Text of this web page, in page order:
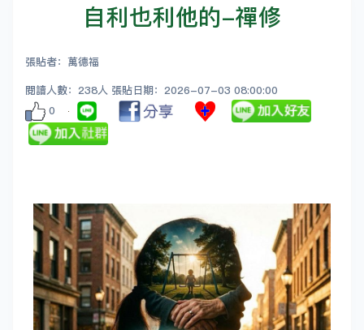
自利也利他的-禪修
張貼者：萬德福
閱讀人數：238人 張貼日期：2026-07-03 08:00:00
0